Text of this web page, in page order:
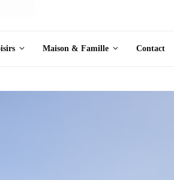
Maison & Famille Contact